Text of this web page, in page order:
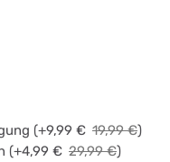
(+9,99 € 19,99€)
(+4,99 € 29,99€)